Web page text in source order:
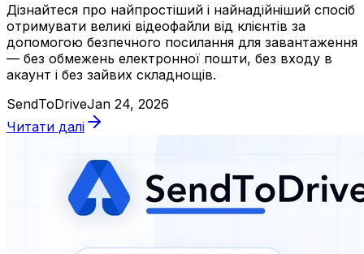
Дізнайтеся про найпростіший і найнадійніший спосіб
отримувати великі відеофайли від клієнтів за
допомогою безпечного посилання для завантаження
— без обмежень електронної пошти, без входу в
акаунт і без зайвих складнощів.
SendToDriveJan 24, 2026
Читати далі